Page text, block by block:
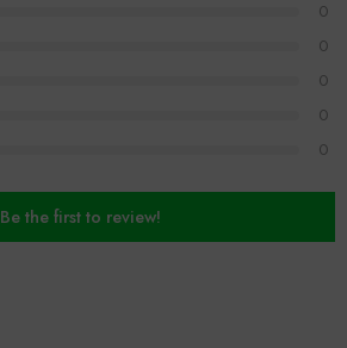
0
0
0
0
0
Be the first to review!